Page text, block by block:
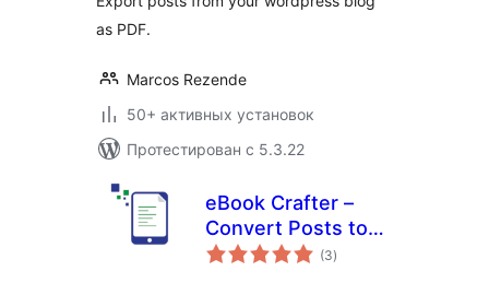
as PDF.
Marcos Rezende
50+ активных установок
Протестирован с 5.3.22
eBook Crafter –
Convert Posts to
PDF eBooks, Ready
(3общий
рейтинг
)